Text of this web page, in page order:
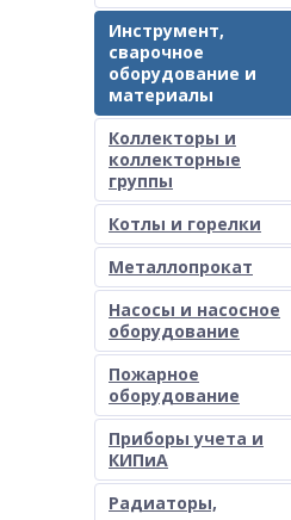
Инструмент,
сварочное
оборудование и
материалы
Коллекторы и
коллекторные
группы
Котлы и горелки
Металлопрокат
Насосы и насосное
оборудование
Пожарное
оборудование
Приборы учета и
КИПиА
Радиаторы,